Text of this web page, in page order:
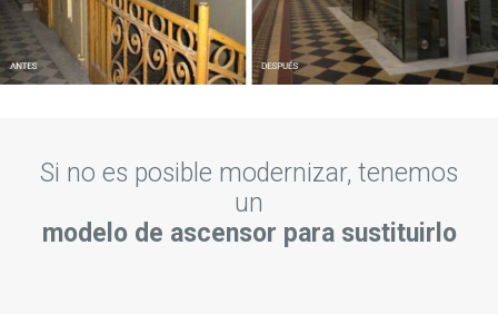
Si no es posible modernizar, tenemos
un
modelo de ascensor para sustituirlo